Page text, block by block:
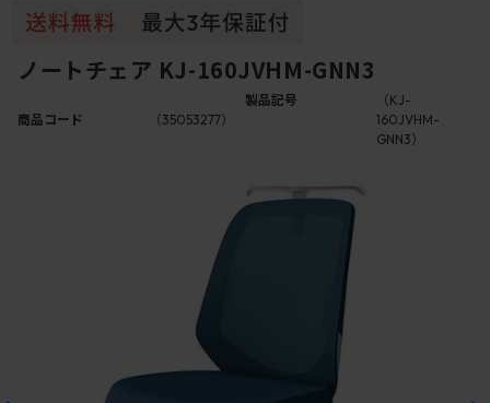
ノートチェア KJ-160JVHM-GNN3
商品コード （35053277）
製品記号
（KJ-
160JVHM-
GNN3）